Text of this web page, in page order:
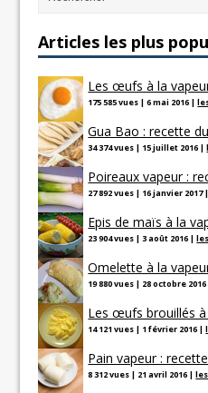
Articles les plus
Les œufs à la
175 585 vues |6 mai 2016 |
Gua Bao : recette
34 374 vues | 15 juillet 2016 |
Poireaux vapeur :
27 892 vues | 16 janvier 2017
Epis de maïs à la
23 904 vues |3 août 2016 |
Omelette à la
19 880 vues | 28 octobre 2016
Les œufs brouillés à
14 121 vues | 1 février 2016 |
Pain vapeur :
8 312 vues | 21 avril 2016 |